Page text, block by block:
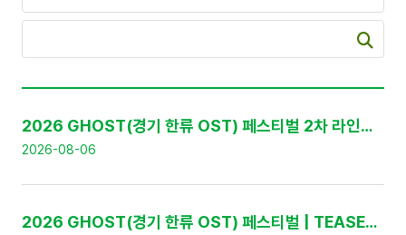
사
항
번
,
2026 GHOST(경기 한류 OST) 페스티벌 2차 라인업 공개 및 프리세일 티켓 판매 안내
2026-08-06
2026 GHOST(경기 한류 OST) 페스티벌 | TEASER 영상 공개